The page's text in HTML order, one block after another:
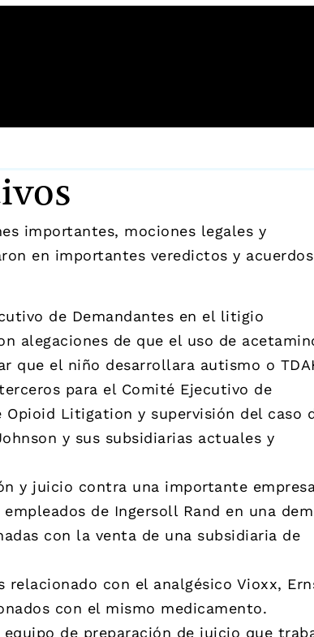
importantes, mociones legales y
en importantes veredictos y
de Demandantes en el litigio
alegaciones de que el uso de
que el niño desarrollara autismo o
para el Comité Ejecutivo de
Opioid Litigation y supervisión del caso
y sus subsidiarias actuales y
y juicio contra una importante
de Ingersoll Rand en una
con la venta de una subsidiaria de
con el analgésico Vioxx,
con el mismo medicamento.
de preparación de juicio que